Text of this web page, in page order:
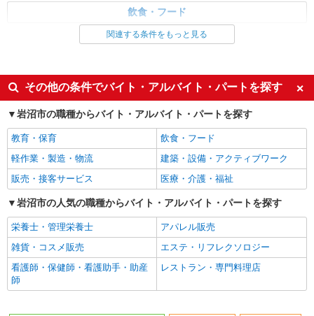
飲食・フード
同じ特徴から求人を探す
週2～3日勤務OK
短時間勤務（1日4h以内）OK
車通勤OK
副業・WワークOK
交通費支給
社会保険あり
まかない・食事補助
社員登用あり
関連する条件をもっと見る
その他の条件でバイト・アルバイト・パートを探す
岩沼市の職種からバイト・アルバイト・パートを探す
教育・保育
飲食・フード
軽作業・製造・物流
建築・設備・アクティブワーク
販売・接客サービス
医療・介護・福祉
岩沼市の人気の職種からバイト・アルバイト・パートを探す
栄養士・管理栄養士
アパレル販売
雑貨・コスメ販売
エステ・リフレクソロジー
看護師・保健師・看護助手・助産
師
レストラン・専門料理店